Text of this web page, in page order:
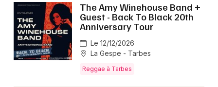
The Amy Winehouse Band +
Guest - Back To Black 20th
Anniversary Tour
Le 12/12/2026
La Gespe - Tarbes
Reggae à Tarbes